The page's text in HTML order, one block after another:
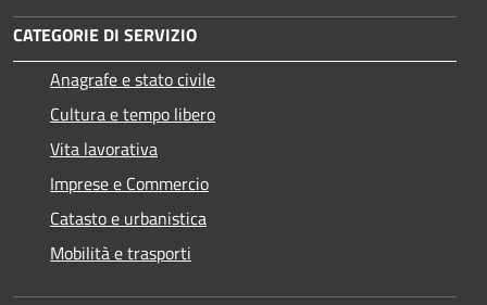
CATEGORIE DI SERVIZIO
Anagrafe e stato civile
Cultura e tempo libero
Vita lavorativa
Imprese e Commercio
Catasto e urbanistica
Mobilità e trasporti